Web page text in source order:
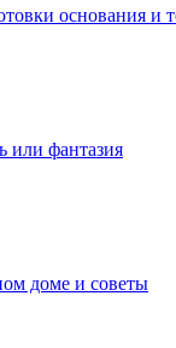
основания и
или фантазия
доме и советы